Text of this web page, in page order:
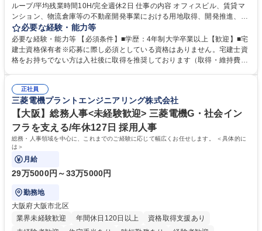
ループ/平均残業時間10H/完全週休2日 仕事の内容 オフィスビル、賃貸マ
ンション、物流倉庫等の不動産開発事業における用地取得、開発推進、賃
貸運営、売却、仲介・活用提案等を行う営業部門において事務業務を担当
いただきます。 【詳細】・契約書管理、契約書製本、捺印対応、ファイリ
ング、登記簿取得、調書取得・支払業務（各種費用支払、支払管理、請
求・支払データ登録、取引先マスター申請対応）・予算作成及び予実管
の他に担当頂く業務が発生する場合があります。 募集職種 【営業事務】
業務職/三井物産グループ/平均残業時間10H/完全週休2日
必要な経験・能力等
必要な経験・能力等 【必須条件】■学歴：4年制大学卒業以上【歓迎】■宅
建士資格保有者※応募に際し必須としている資格はありません。宅建士資
格をお持ちでない方は入社後に取得を推奨しております（取得・維持費用
ション力がある方。 ・チャレンジを厭わず、粘り強く業務に取り組める
方。多様な関係者と謙虚に信頼関係を構築でき、期限を意識したスケジュ
ール管理が出来る方。※将来的に他部署（営業部門、コーポレート部門）
へのジョブローテーションの可能性があります。 学歴・資格 学歴：大学
院 大学 語学力： 資格：宅地建物取引士
正社員
三菱電機プラントエンジニアリング株式会社
【大阪】総務人事<未経験歓迎> 三菱電機G・社会イン
フラを支える/年休127日 採用人事
総務・人事領域を中心に、これまでのご経験に応じて幅広くお任せします。 ＜具体的に
は＞
月給
29万5000円～33万5000円
勤務地
大阪府大阪市北区
業界未経験歓迎
年間休日120日以上
資格取得支援あり